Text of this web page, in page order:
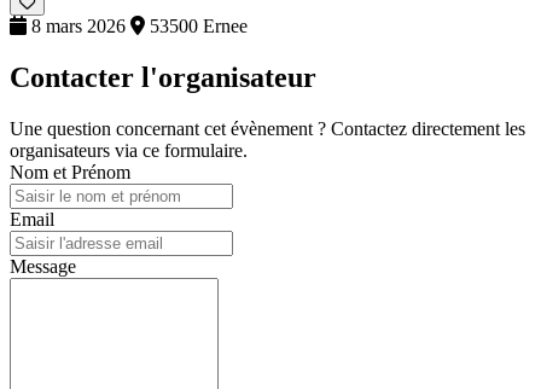
8 mars 2026 53500 Ernee
Contacter l'organisateur
Une question concernant cet évènement ? Contactez directement les
organisateurs via ce formulaire.
Nom et Prénom
Email
Message